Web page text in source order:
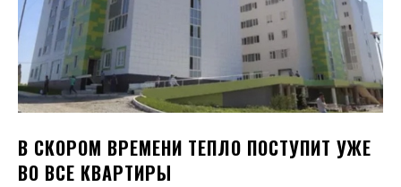
В СКОРОМ ВРЕМЕНИ ТЕПЛО ПОСТУПИТ УЖЕ
ВО ВСЕ КВАРТИРЫ